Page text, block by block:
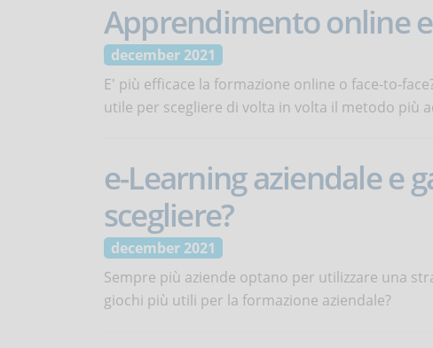
Apprendimento online
december 2021
E' più efficace la formazione online o face-to-
utile per scegliere di volta in volta il metodo più
e-Learning aziendale e
scegliere?
december 2021
Sempre più aziende optano per utilizzare una
giochi più utili per la formazione aziendale?